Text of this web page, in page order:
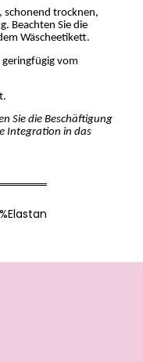
schonend trocknen,
Beachten Sie die
Wäscheetikett.
vom
Sie die Beschäftigung
Integration in das